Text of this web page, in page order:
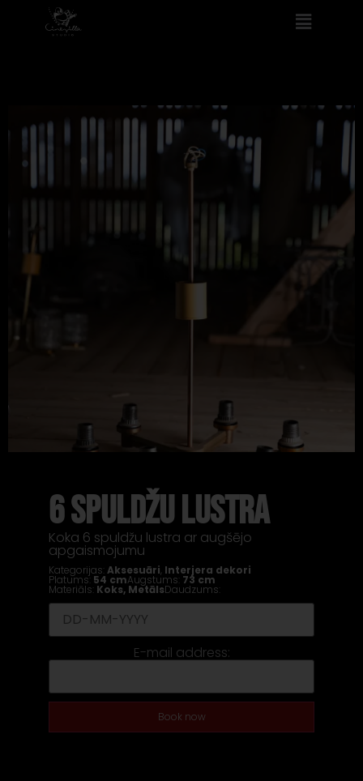
6 SPULDŽU LUSTRA
Koka 6 spuldžu lustra ar augšējo
apgaismojumu
Kategorijas: Aksesuāri Interjera dekori
Platums: 54 cmAugstums: 73 cm
Materiāls: Koks, MetālsDaudzums:
E-mail address:
Book now